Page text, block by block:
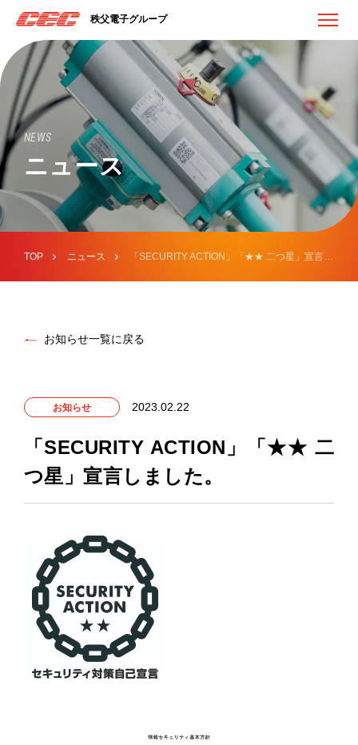
秩父電子グループ
NEWS
ニュース
TOP ニュース 「SECURITY ACTION」「★★ 二つ星」宣言しました。
お知らせ一覧に戻る
お知らせ 2023.02.22
「SECURITY ACTION」「★★ 二
つ星」宣言しました。